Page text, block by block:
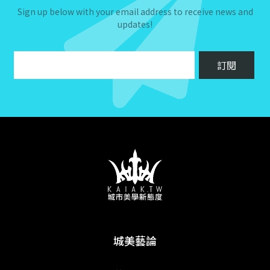
Sign up below with your email address to receive news and
updates!
城美藝論